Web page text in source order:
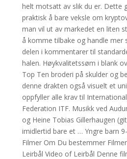
helt motsatt av slik du er. Dette
praktisk å bare veksle om
man vil ut av markedet en liten
å komme tilbake og handle mer
delen i kommentarer til
halen. Høykvalitetssøm i blank
Top Ten broderi på skulder og
denne drakten også visuelt et
oppfyller alle krav til
Federation ITF. Musikk ved
og Heine Tobias Gillerhaugen
imidlertid bare et … Yngre barn
Filmer Om Du bestemmer
Leirbål Video of Leirbål Denne